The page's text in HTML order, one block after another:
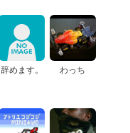
辞めます。 わっち